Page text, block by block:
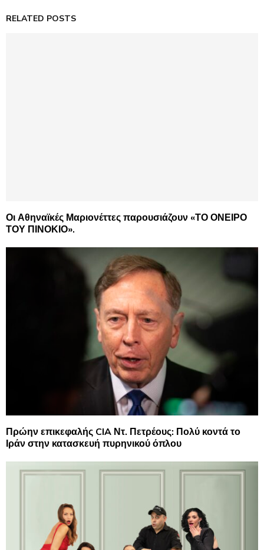
RELATED POSTS
Οι Αθηναϊκές Μαριονέττες παρουσιάζουν «ΤΟ ΟΝΕΙΡΟ
ΤΟΥ ΠΙΝΟΚΙΟ».
Πρώην επικεφαλής CIA Ντ. Πετρέους: Πολύ κοντά το
Ιράν στην κατασκευή πυρηνικού όπλου